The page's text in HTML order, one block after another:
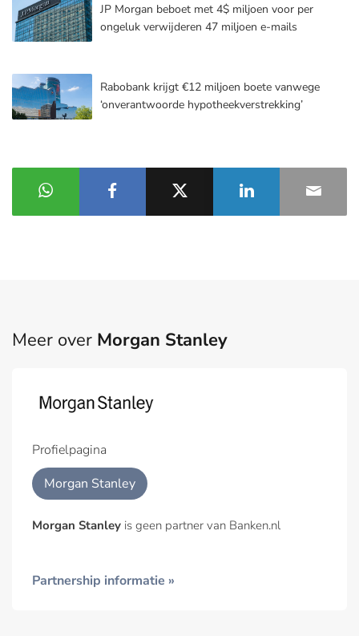
JP Morgan beboet met 4$ miljoen voor per
ongeluk verwijderen 47 miljoen e-mails
Rabobank krijgt €12 miljoen boete vanwege
‘onverantwoorde hypotheekverstrekking’
Meer over Morgan Stanley
Profielpagina
Morgan Stanley
Morgan Stanley is geen partner van Banken.nl
Partnership informatie »